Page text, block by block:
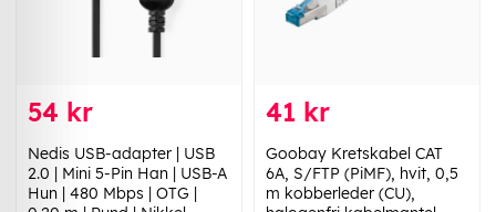
54 kr
Nedis USB-adapter | USB
2.0 | Mini 5-Pin Han | USB-A
Hun | 480 Mbps | OTG |
41 kr
Goobay Kretskabel CAT
6A, S/FTP (PiMF), hvit, 0,5
m kobberleder (CU),